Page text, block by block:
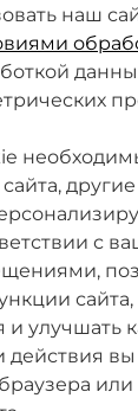
МСК)
наш
с
улучшать
действия